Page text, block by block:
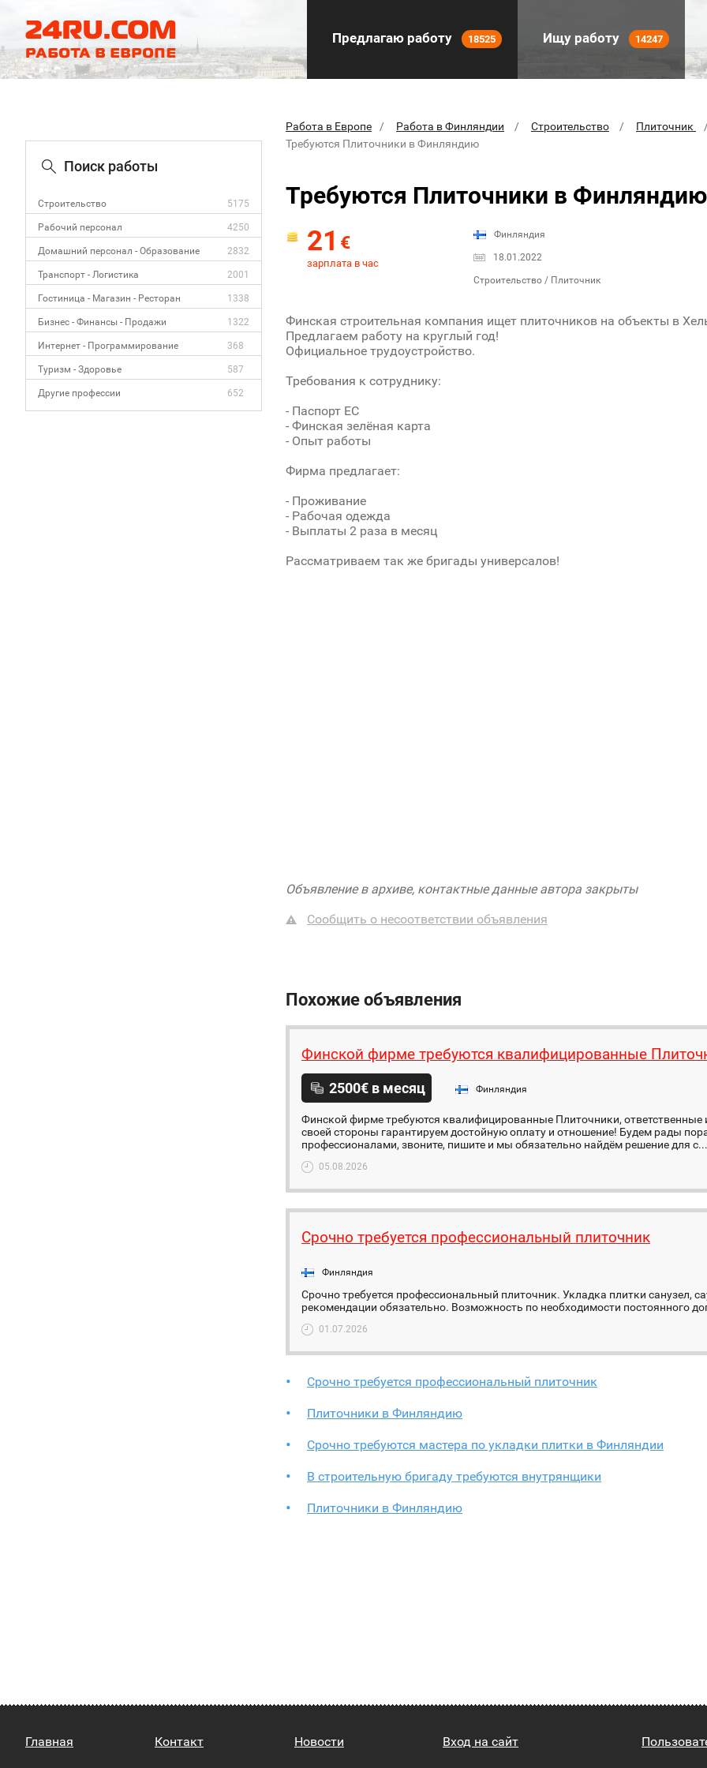
Предлагаю работу 18525 Ищу работу 14247
Поиск работы
Строительство 5175
Рабочий персонал 4250
Домашний персонал - Образование 2832
Транспорт - Логистика 2001
Гостиница - Магазин - Ресторан 1338
Бизнес - Финансы - Продажи 1322
Интернет - Программирование 368
Туризм - Здоровье 587
Другие профессии 652
Работа в Европе Работа в Финляндии Строительство
Плиточник
Требуются Плиточники в Финляндию
Требуются Плиточники в Финляндию
21 €
зарплата в час
Финляндия
18.01.2022
Строительство / Плиточник
Финская строительная компания ищет плиточников на объекты в
Предлагаем работу на круглый год!
Официальное трудоустройство.
Требования к сотруднику:
- Паспорт ЕС
- Финская зелёная карта
- Опыт работы
Фирма предлагает:
- Проживание
- Рабочая одежда
- Выплаты 2 раза в месяц
Рассматриваем так же бригады универсалов!
Объявление в архиве, контактные данные автора закрыты
Сообщить о несоответствии объявления
Похожие объявления
Финской фирме требуются квалифицированные
2500€ в месяц Финляндия
Финской фирме требуются квалифицированные Плиточники, ответственные
своей стороны гарантируем достойную оплату и отношение! Будем рады
профессионалами, звоните, пишите и мы обязательно найдём решение для с...
05.08.2026
Срочно требуется профессиональный плиточник
Финляндия
Срочно требуется профессиональный плиточник. Укладка плитки санузел,
рекомендации обязательно. Возможность по необходимости постоянного
01.07.2026
Срочно требуется профессиональный плиточник
Плиточники в Финляндию
Срочно требуются мастера по укладки плитки в Финляндии
В строительную бригаду требуются внутрянщики
Плиточники в Финляндию
Главная Контакт Новости Вход на сайт